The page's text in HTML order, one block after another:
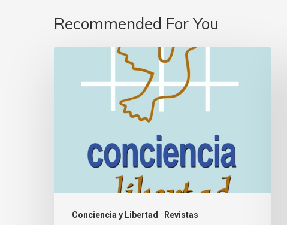
Recommended For You
Conciencia y Libertad Revistas